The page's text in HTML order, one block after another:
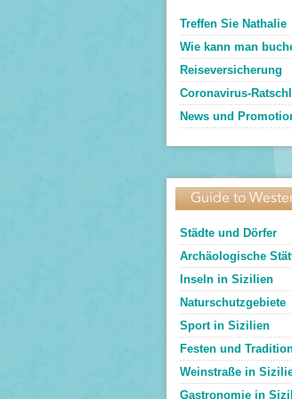
Treffen Sie Nathalie
Wie kann man
Reiseversicherung
Coronavirus-
News und
Guide to
Städte und Dörfer
Archäologische
Inseln in Sizilien
Naturschutzgebiete
Sport in Sizilien
Festen und
Weinstraße in
Gastronomie in